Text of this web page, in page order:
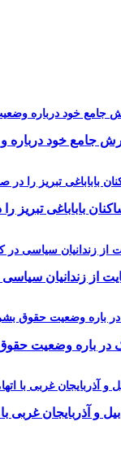
جامع خود درباره
باباباغی
از زندانیان
در باره وضعیت
و آذربایجان غربی